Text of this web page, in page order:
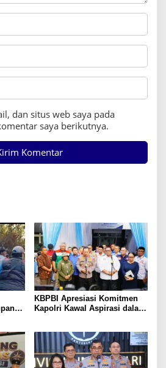
dan situs web saya pada
saya berikutnya.
KBPBI Apresiasi Komitmen
Kapolri Kawal Aspirasi dalam